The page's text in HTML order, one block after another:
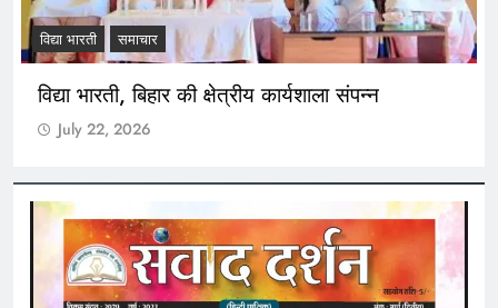
विद्या भारती समाचार
विद्या भारती, बिहार की क्षेत्रीय कार्यशाला संपन्न
July 22, 2026